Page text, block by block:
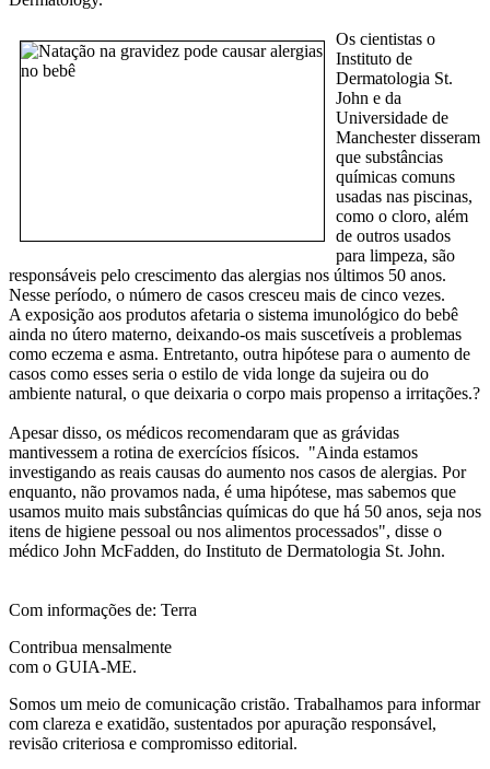
Os cientistas o
Instituto de
Dermatologia St.
John e da
Universidade de
Manchester disseram
que substâncias
químicas comuns
usadas nas piscinas,
como o cloro, além
de outros usados
para limpeza, são
responsáveis pelo crescimento das alergias nos últimos 50 anos.
Nesse período, o número de casos cresceu mais de cinco vezes.
A exposição aos produtos afetaria o sistema imunológico do bebê
ainda no útero materno, deixando-os mais suscetíveis a problemas
como eczema e asma. Entretanto, outra hipótese para o aumento de
casos como esses seria o estilo de vida longe da sujeira ou do
ambiente natural, o que deixaria o corpo mais propenso a irritações.?
Apesar disso, os médicos recomendaram que as grávidas
mantivessem a rotina de exercícios físicos. "Ainda estamos
investigando as reais causas do aumento nos casos de alergias. Por
enquanto, não provamos nada, é uma hipótese, mas sabemos que
usamos muito mais substâncias químicas do que há 50 anos, seja nos
itens de higiene pessoal ou nos alimentos processados", disse o
médico John McFadden, do Instituto de Dermatologia St. John.
Com informações de: Terra
Contribua mensalmente
com o GUIA-ME.
Somos um meio de comunicação cristão. Trabalhamos para informar
com clareza e exatidão, sustentados por apuração responsável,
revisão criteriosa e compromisso editorial.